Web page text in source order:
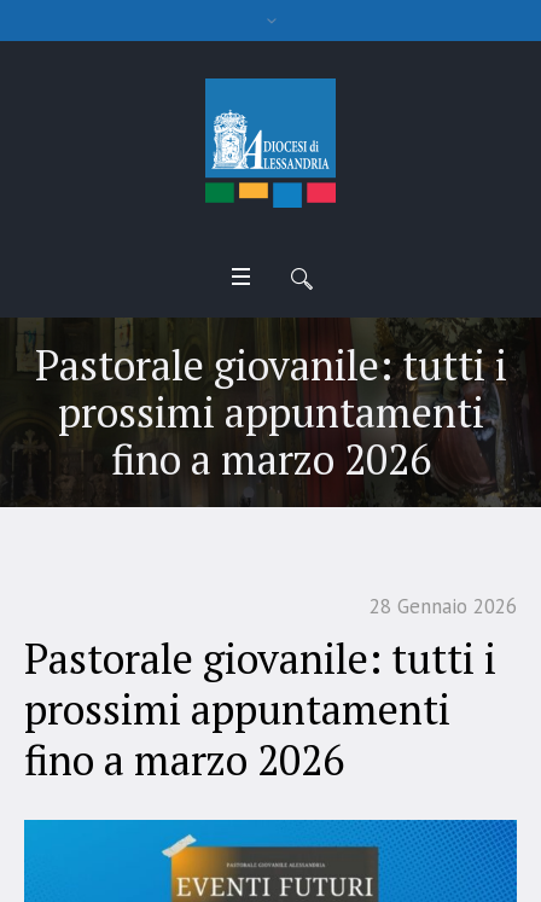
Pastorale giovanile: tutti i
prossimi appuntamenti
fino a marzo 2026
28 Gennaio 2026
Pastorale giovanile: tutti i
prossimi appuntamenti
fino a marzo 2026